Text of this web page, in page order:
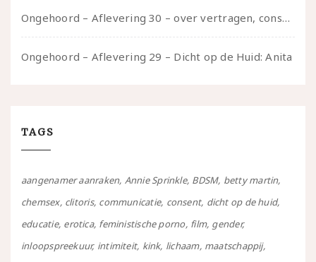
Ongehoord – Aflevering 30 – over vertragen, consent en negatieve gevoelens met Meg-John Barker
Ongehoord – Aflevering 29 – Dicht op de Huid: Anita
TAGS
aangenamer aanraken Annie Sprinkle BDSM betty martin
chemsex clitoris communicatie consent dicht op de huid
educatie erotica feministische porno film gender
inloopspreekuur intimiteit kink lichaam maatschappij